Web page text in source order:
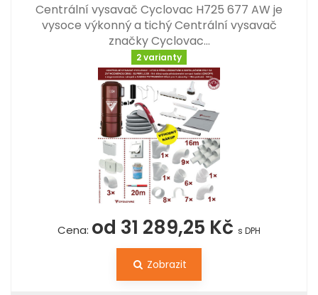
Centrální vysavač Cyclovac H725 677 AW je
vysoce výkonný a tichý Centrální vysavač
značky Cyclovac…
2 varianty
Cena: od 31 289,25 Kč s DPH
Zobrazit